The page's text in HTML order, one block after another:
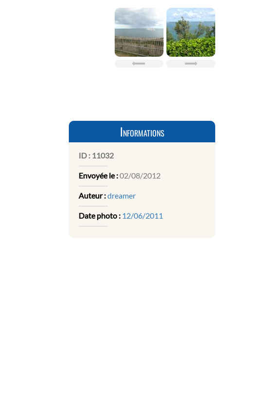
Informations
ID : 11032
Envoyée le :02/08/2012
Auteur :dreamer
Date photo : 12/06/2011